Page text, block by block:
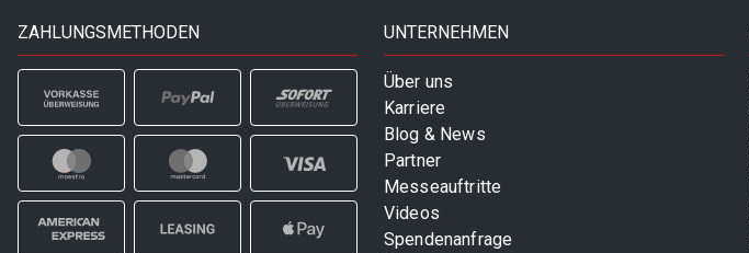
ZAHLUNGSMETHODEN UNTERNEHMEN
Über uns
Karriere
Blog & News
Partner
Messeauftritte
Videos
Spendenanfrage